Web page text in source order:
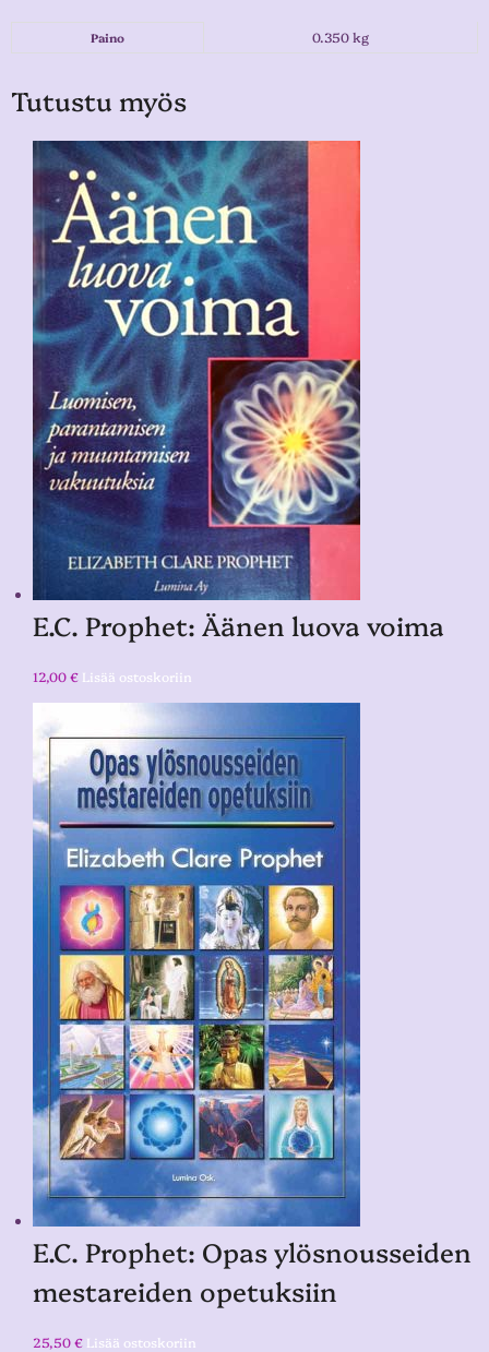
Paino 0.350 kg
Tutustu myös
E.C. Prophet: Äänen luova voima
12,00€ Lisää ostoskoriin
E.C. Prophet: Opas ylösnousseiden
mestareiden opetuksiin
25,50€ Lisää ostoskoriin